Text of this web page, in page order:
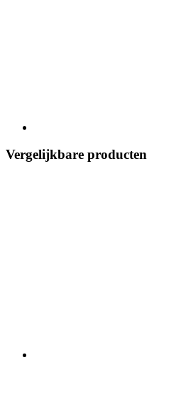
Vergelijkbare producten